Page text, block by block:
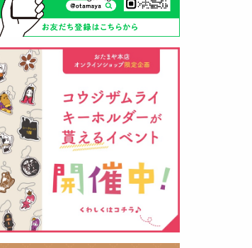
山形酒蔵の今期新粕を低温でじっ
くりと熟成させて、とろり漬け込
まみをしっかりと引き出して出来
ました。野菜、お魚、お肉等の漬
け込みにどうぞ・・・
クロ黒麹甘酒 スティック新発売
（2026年03月08日）